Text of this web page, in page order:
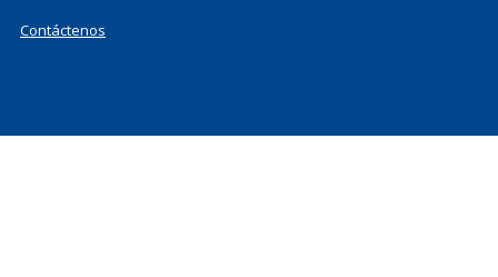
Contáctenos